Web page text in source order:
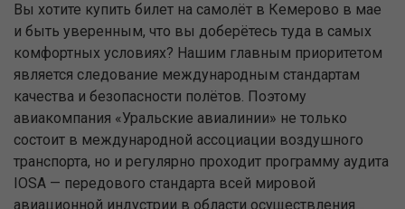
Вы хотите купить билет на самолёт в Кемерово в мае
и быть уверенным, что вы доберётесь туда в самых
комфортных условиях? Нашим главным приоритетом
является следование международным стандартам
качества и безопасности полётов. Поэтому
авиакомпания «Уральские авиалинии» не только
состоит в международной ассоциации воздушного
транспорта, но и регулярно проходит программу аудита
IOSA — передового стандарта всей мировой
авиационной индустрии в области осуществления